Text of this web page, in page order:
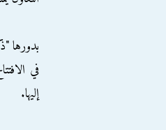
بدورها
في
إليها.